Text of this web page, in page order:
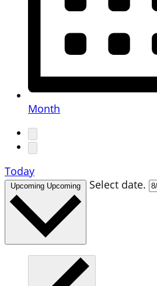
Month
Today
Upcoming Upcoming Select date.